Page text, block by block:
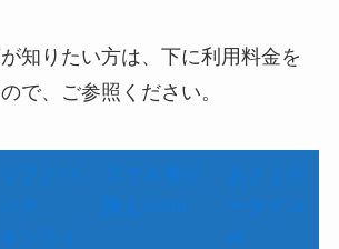
知りたい方は、下に利用料金を
で、ご参照ください。